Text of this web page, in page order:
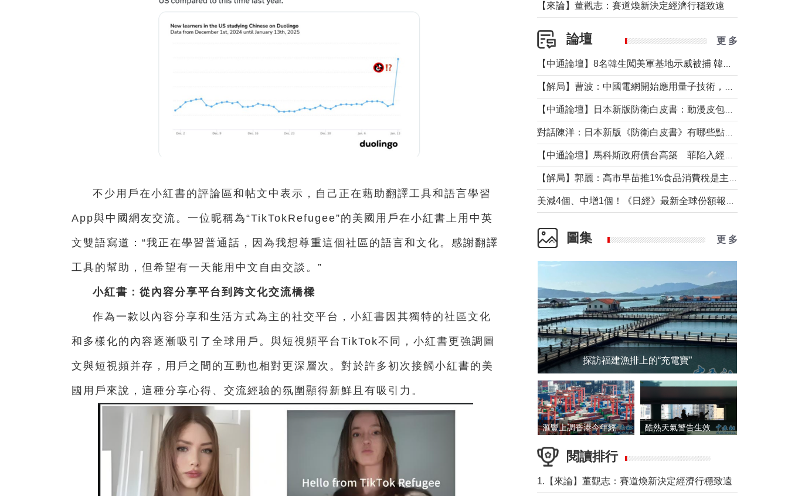
不少用戶在小紅書的評論區和帖文中表示，自己正在藉助翻譯工具和語言學習
App與中國網友交流。一位昵稱為“TikTokRefugee”的美國用戶在小紅書上用中英
文雙語寫道：“我正在學習普通話，因為我想尊重這個社區的語言和文化。感謝翻譯
工具的幫助，但希望有一天能用中文自由交談。”
小紅書：從內容分享平台到跨文化交流橋樑
作為一款以內容分享和生活方式為主的社交平台，小紅書因其獨特的社區文化
和多樣化的內容逐漸吸引了全球用戶。與短視頻平台TikTok不同，小紅書更強調圖
文與短視頻并存，用戶之間的互動也相對更深層次。對於許多初次接觸小紅書的美
國用戶來說，這種分享心得、交流經驗的氛圍顯得新鮮且有吸引力。
【來論】董觀志：賽道煥新決定經濟行穩致遠
論壇 更 多
圖集 更 多
探訪福建漁排上的“充電寶”
滙豐上調香港今年經濟增長預測至4.5% 酷熱天氣警告生效 本港高溫持續至下周
閱讀排行
1.【來論】董觀志：賽道煥新決定經濟行穩致遠